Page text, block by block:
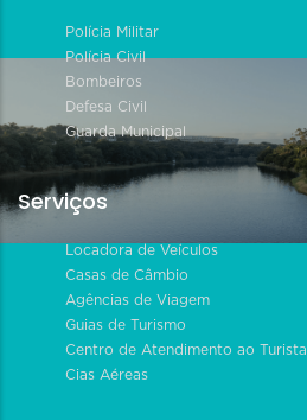
Polícia Militar
Polícia Civil
Bombeiros
Defesa Civil
Guarda Municipal
Serviços
Locadora de Veículos
Casas de Câmbio
Agências de Viagem
Guias de Turismo
Centro de Atendimento ao Turista
Cias Aéreas